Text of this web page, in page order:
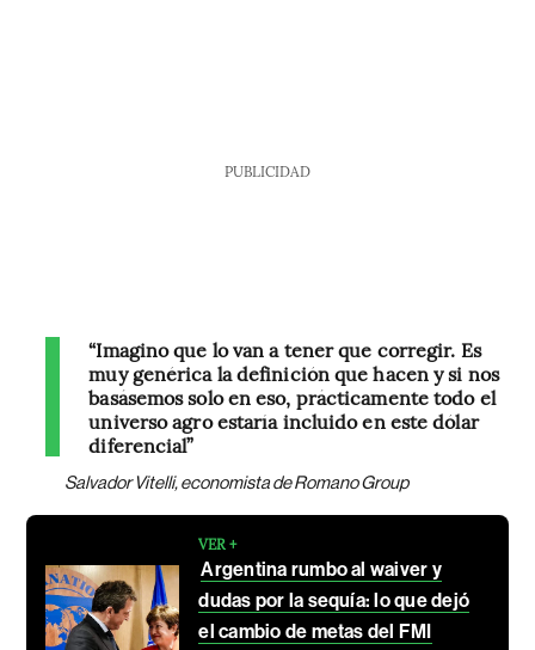
PUBLICIDAD
“Imagino que lo van a tener que corregir. Es
muy genérica la definición que hacen y si nos
basásemos solo en eso, prácticamente todo el
universo agro estaría incluido en este dólar
diferencial”
Salvador Vitelli, economista de Romano Group
VER +
Argentina rumbo al waiver y
dudas por la sequía: lo que dejó
el cambio de metas del FMI